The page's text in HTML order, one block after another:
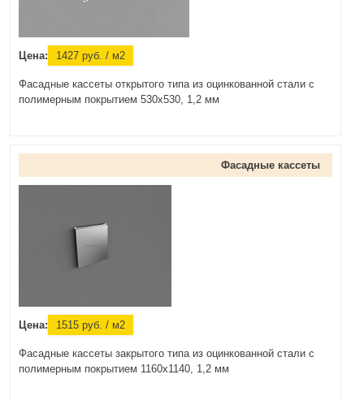
Цена: 1427 руб. / м2
Фасадные кассеты открытого типа из оцинкованной стали с
полимерным покрытием 530х530, 1,2 мм
Фасадные кассеты
Цена: 1515 руб. / м2
Фасадные кассеты закрытого типа из оцинкованной стали с
полимерным покрытием 1160х1140, 1,2 мм